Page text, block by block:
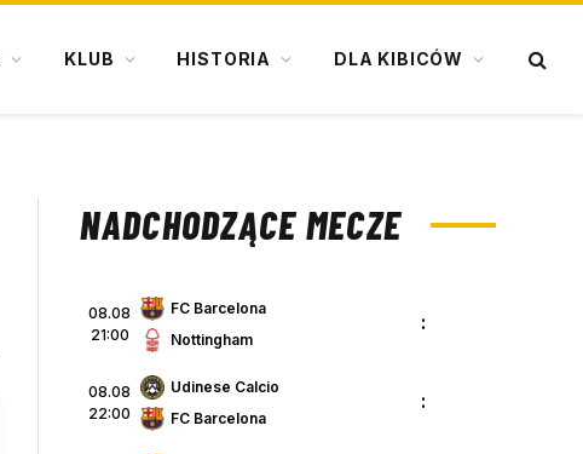
KLUB HISTORIA DLA KIBICÓW
NADCHODZĄCE MECZE
08.08
21:00
FC Barcelona
Nottingham
:
08.08
22:00
Udinese Calcio
FC Barcelona
: